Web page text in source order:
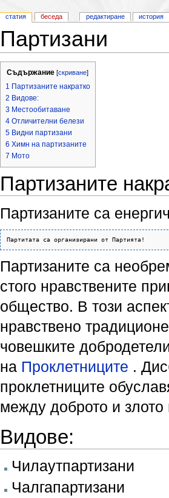
Партизани
Съдържание [скриване]
1 Партизаните накратко
2 Видове:
3 Местообитаване
4 Отличителни белези
5 Видни партизани
6 Химн на партизаните
7 Мото
Партизаните
Партизаните са
Партизаните са
стого нравствените
общество. В този
нравствено
човешките
на Проклетниците .
проклетниците
между доброто и
Видове:
Чилаутпартизани
Чалгапартизани
статия беседа редактиране история